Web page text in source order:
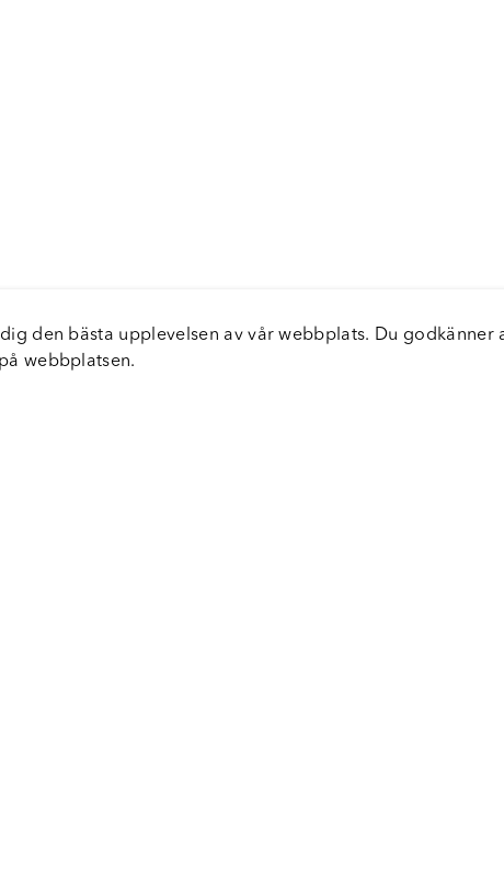
den bästa upplevelsen av vår webbplats. Du godkänner
webbplatsen.